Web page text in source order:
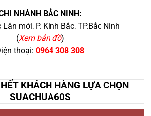
NHÁNH BẮC NINH:
mới, P. Kinh Bắc, TP.Bắc Ninh
(Xem bản đồ)
thoại: 0964 308 308
KHÁCH HÀNG LỰA CHỌN
SUACHUA60S